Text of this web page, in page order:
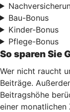
Bau-Bonus
Kinder-Bonus
Pflege-Bonus
So sparen Sie
Wer nicht raucht
Beiträge.
Beitragshöhe
einer monatlichen